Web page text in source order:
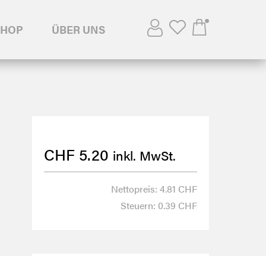
ÜBER UNS
CHF 5.20 inkl. MwSt.
Nettopreis: 4.81 CHF
Steuern: 0.39 CHF